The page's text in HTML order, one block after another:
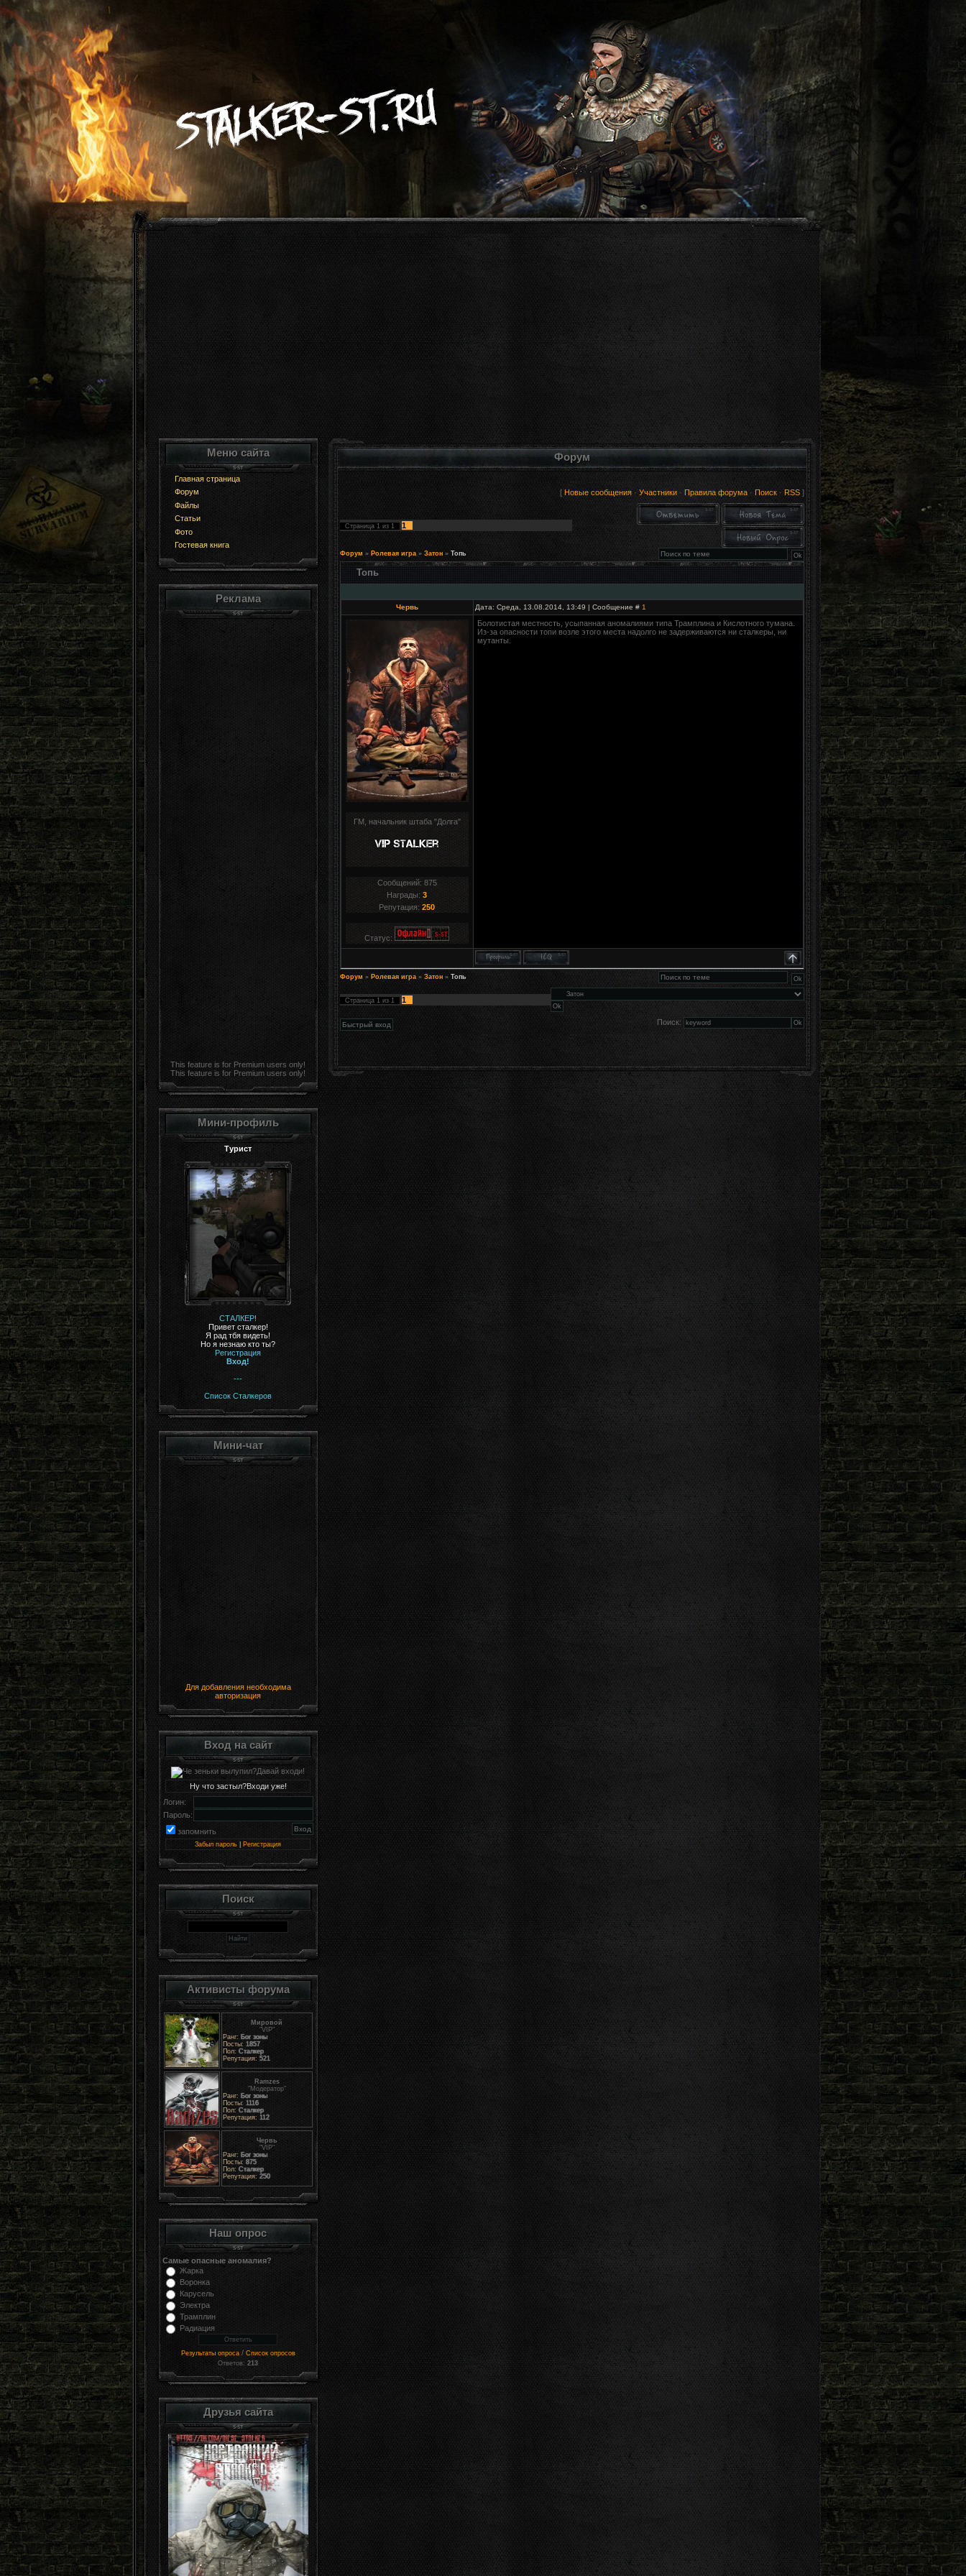
Меню сайта
Главная страница
Форум
Файлы
Статьи
Фото
Гостевая книга
Реклама
This feature is for Premium users only!
This feature is for Premium users only!
Мини-профиль
Турист
СТАЛКЕР!
Привет сталкер!
Я рад тбя видеть!
Но я незнаю кто ты?
Регистрация
Вход!
---
Список Сталкеров
Мини-чат
Для добавления необходима
авторизация
Вход на сайт
Ну что застыл?Входи уже!
Логин:
Пароль:
запомнить
Забыл пароль Регистрация
Поиск
Активисты форума
Мировой
"VIP"
Ранг: Бог зоны
Посты: 1857
Пол: Сталкер
Репутация: 521
Ramzes
"Модератор"
Ранг: Бог зоны
Посты: 1116
Пол: Сталкер
Репутация: 112
Червь
"VIP"
Ранг: Бог зоны
Посты: 875
Пол: Сталкер
Репутация: 250
Наш опрос
Самые опасные аномалия?
Жарка
Воронка
Карусель
Электра
Трамплин
Радиация
Результаты опроса/ Список опросов
Ответов: 213
Друзья сайта
Форум
[ Новые сообщения· Участники· Правила форума· Поиск· RSS]
Страница 1из 1 1
Форум » Ролевая игра » Затон » Топь
Топь
Червь Дата: Среда, 13.08.2014, 13:49 | Сообщение # 1
ГМ, начальник штаба "Долга"
Сообщений: 875
Награды: 3
Репутация: 250
Статус:
Болотистая местность, усыпанная аномалиями типа Трамплина и Кислотного тумана.
Из-за опасности топи возле этого места надолго не задерживаются ни сталкеры, ни
мутанты.
Форум » Ролевая игра » Затон » Топь
Страница 1из 1 1
Поиск: